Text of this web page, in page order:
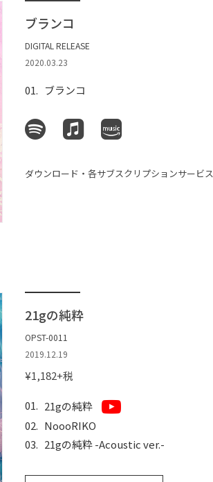
ブランコ
DIGITAL RELEASE
2020.03.23
ブランコ
ダウンロード・各サブスクリプションサービ
21gの純粋
OPST-0011
2019.12.19
¥1,182+税
21gの純粋
NoooRIKO
21gの純粋 -Acoustic ver.-